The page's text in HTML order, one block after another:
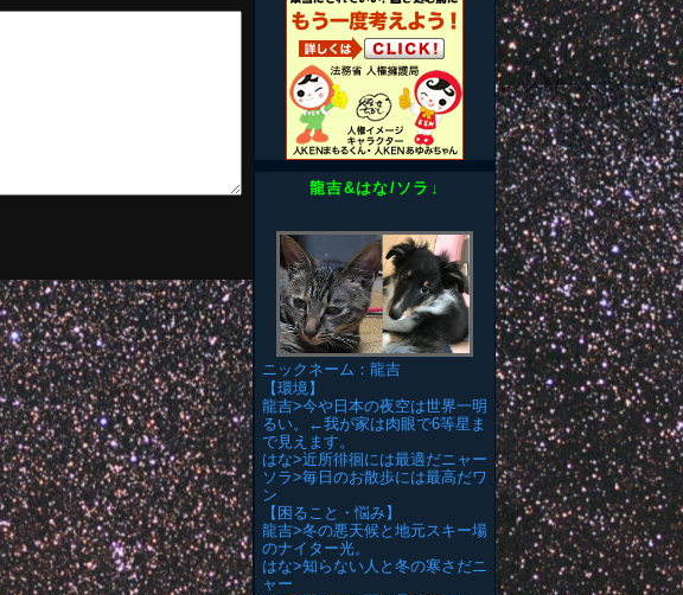
龍吉&はな/ソラ↓
ニックネーム：龍吉
【環境】
龍吉>今や日本の夜空は世界一明
るい。←我が家は肉眼で6等星ま
で見えます。
はな>近所徘徊には最適だニャー
ソラ>毎日のお散歩には最高だワ
ン
【困ること・悩み】
龍吉>冬の悪天候と地元スキー場
のナイター光。
はな>知らない人と冬の寒さだニ
ャー